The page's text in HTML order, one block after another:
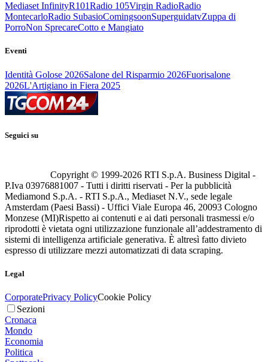
Mediaset InfinityR101Radio 105Virgin RadioRadio
MontecarloRadio SubasioComingsoonSuperguidatvZuppa di
PorroNon SprecareCotto e Mangiato
Eventi
Identità Golose 2026Salone del Risparmio 2026Fuorisalone
2026L'Artigiano in Fiera 2025
Seguici su
Copyright © 1999-2026 RTI S.p.A. Business Digital -
P.Iva 03976881007 - Tutti i diritti riservati - Per la pubblicità
Mediamond S.p.A. - RTI S.p.A., Mediaset N.V., sede legale
Amsterdam (Paesi Bassi) - Uffici Viale Europa 46, 20093 Cologno
Monzese (MI)Rispetto ai contenuti e ai dati personali trasmessi e/o
riprodotti è vietata ogni utilizzazione funzionale all’addestramento di
sistemi di intelligenza artificiale generativa. È altresì fatto divieto
espresso di utilizzare mezzi automatizzati di data scraping.
Legal
CorporatePrivacy PolicyCookie Policy
Sezioni
Cronaca
Mondo
Economia
Politica